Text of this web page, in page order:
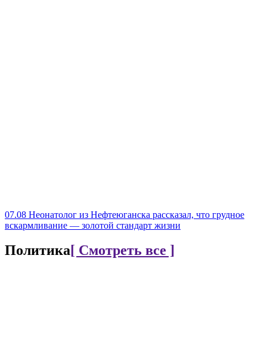
07.08 Неонатолог из Нефтеюганска рассказал, что грудное
вскармливание — золотой стандарт жизни
Политика[ Смотреть все ]